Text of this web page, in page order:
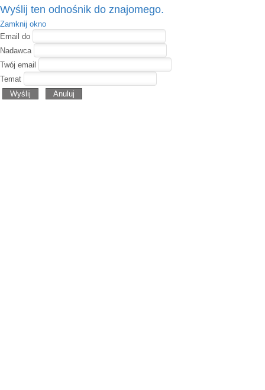
Wyślij ten odnośnik do znajomego.
Zamknij okno
Email do
Nadawca
Twój email
Temat
Wyślij
Anuluj